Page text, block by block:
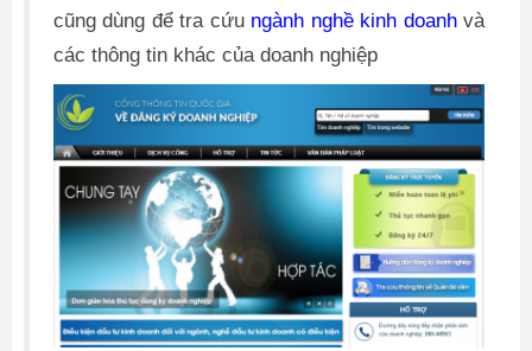
cũng dùng để tra cứungành nghề kinh doanhvà
các thông tin khác của doanh nghiệp